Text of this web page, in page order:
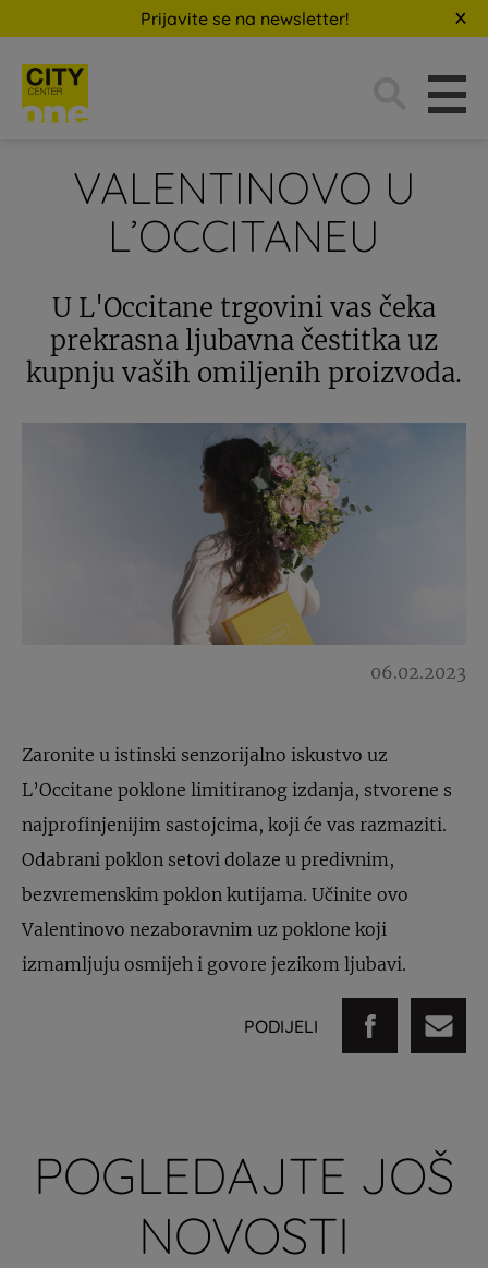
Prijavite se na newsletter!
VALENTINOVO U
L’OCCITANEU
U L'Occitane trgovini vas čeka
prekrasna ljubavna čestitka uz
kupnju vaših omiljenih proizvoda.
06.02.2023
Zaronite u istinski senzorijalno iskustvo uz
L’Occitane poklone limitiranog izdanja, stvorene s
najprofinjenijim sastojcima, koji će vas razmaziti.
Odabrani poklon setovi dolaze u predivnim,
bezvremenskim poklon kutijama. Učinite ovo
Valentinovo nezaboravnim uz poklone koji
izmamljuju osmijeh i govore jezikom ljubavi.
PODIJELI
POGLEDAJTE JOŠ
NOVOSTI